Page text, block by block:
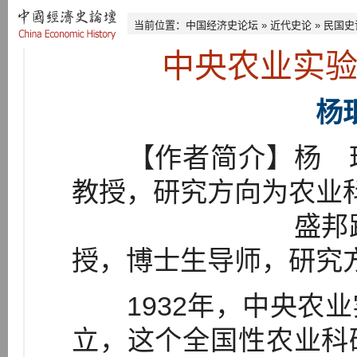
当前位置： 中国经济史论坛 » 近代史论 » 民国史
中央农业实
杨
【作者简介】杨 珉
教授，研究方向为农业
盛邦跃，南京
授，博士生导师，研究
1932年，中央农业
立，这个全国性农业